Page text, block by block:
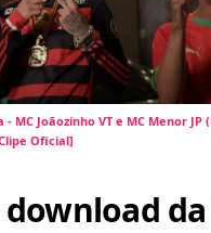
- MC Joãozinho VT e MC Menor JP
Oficial]
download